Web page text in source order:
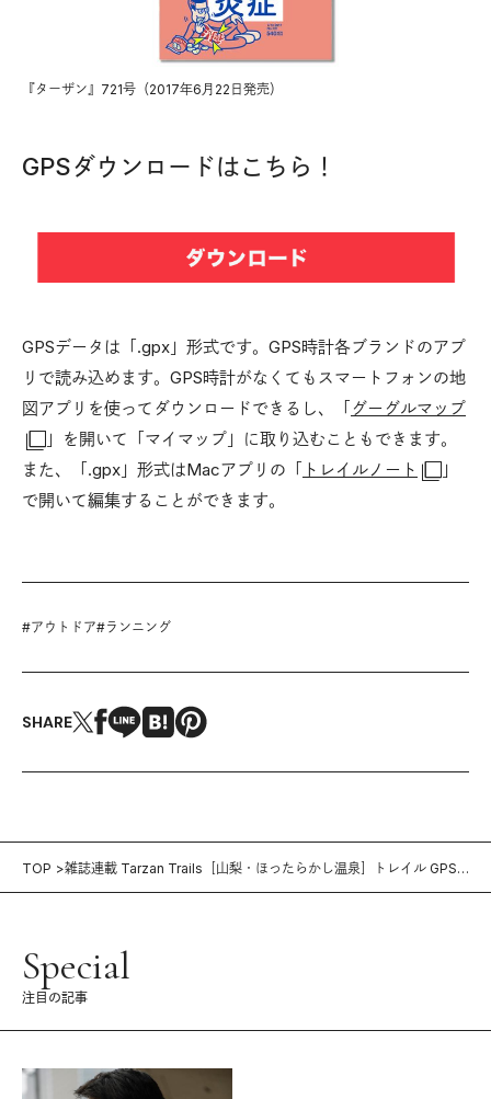
『ターザン』721号（2017年6月22日発売）
GPSダウンロードはこちら！
GPSデータは「.gpx」形式です。GPS時計各ブランドのアプ
リで読み込めます。GPS時計がなくてもスマートフォンの地
図アプリを使ってダウンロードできるし、「 グーグルマップ
」を開いて「マイマップ」に取り込むこともできます。
また、「.gpx」形式はMacアプリの「 トレイルノート
」
で開いて編集することができます。
#アウトドア#ランニング
SHARE
TOP
雑誌連載 Tarzan Trails［山梨・ほったらかし温泉］トレイル GPS
Special
注目の記事